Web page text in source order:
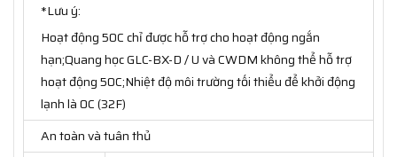
*Lưu ý:
Hoạt động 50C chỉ được hỗ trợ cho hoạt động ngắn
hạn;Quang học GLC-BX-D / U và CWDM không thể hỗ trợ
hoạt động 50C;Nhiệt độ môi trường tối thiểu để khởi động
lạnh là 0C (32F)
An toàn và tuân thủ